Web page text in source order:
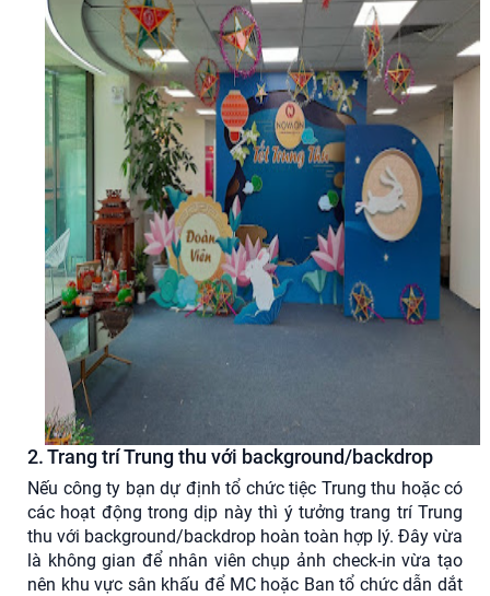
2. Trang trí Trung thu với background/backdrop
Nếu công ty bạn dự định tổ chức tiệc Trung thu hoặc có
các hoạt động trong dịp này thì ý tưởng trang trí Trung
thu với background/backdrop hoàn toàn hợp lý. Đây vừa
là không gian để nhân viên chụp ảnh check-in vừa tạo
nên khu vực sân khấu để MC hoặc Ban tổ chức dẫn dắt